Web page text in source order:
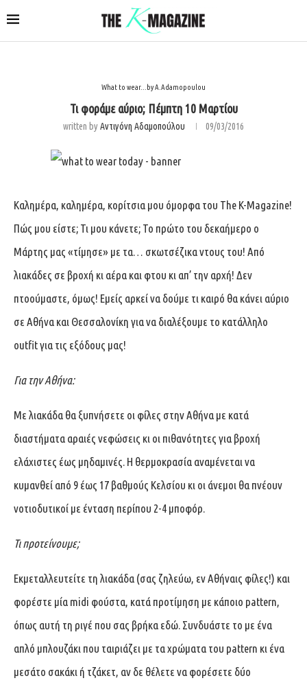
What to wear...by A.Adamopoulou
Τι φοράμε αύριο; Πέμπτη 10 Μαρτίου
written byΑντιγόνη Αδαμοπούλου 09/03/2016
Καλημέρα, καλημέρα, κορίτσια μου όμορφα του The K-Magazine!
Πώς μου είστε; Τι μου κάνετε; Το πρώτο του δεκαήμερο ο
Μάρτης μας «τίμησε» με τα… σκωτσέζικα ντους του! Από
λιακάδες σε βροχή κι αέρα και φτου κι απ’ την αρχή! Δεν
πτοούμαστε, όμως! Εμείς αρκεί να δούμε τι καιρό θα κάνει αύριο
σε Αθήνα και Θεσσαλονίκη για να διαλέξουμε το κατάλληλο
outfit για τις εξόδους μας!
Για την Αθήνα:
Με λιακάδα θα ξυπνήσετε οι φίλες στην Αθήνα με κατά
διαστήματα αραιές νεφώσεις κι οι πιθανότητες για βροχή
ελάχιστες έως μηδαμινές. Η θερμοκρασία αναμένεται να
κυμανθεί από 9 έως 17 βαθμούς Κελσίου κι οι άνεμοι θα πνέουν
νοτιοδυτικοί με ένταση περίπου 2-4 μποφόρ.
Τι προτείνουμε;
Εκμεταλλευτείτε τη λιακάδα (σας ζηλεύω, εν Αθήναις φίλες!) και
φορέστε μία midi φούστα, κατά προτίμηση με κάποιο pattern,
όπως αυτή τη ριγέ που σας βρήκα εδώ. Συνδυάστε το με ένα
απλό μπλουζάκι που ταιριάζει με τα χρώματα του pattern κι ένα
μεσάτο σακάκι ή τζάκετ, αν δε θέλετε να φορέσετε δύο